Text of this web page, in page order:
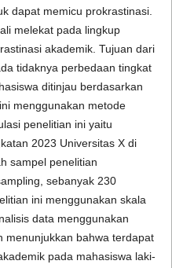
dapat memicu prokrastinasi.
melekat pada lingkup
akademik. Tujuan dari
tidaknya perbedaan tingkat
ditinjau berdasarkan
menggunakan metode
penelitian ini yaitu
2023 Universitas X di
sampel penelitian
sebanyak 230
ini menggunakan skala
data menggunakan
menunjukkan bahwa terdapat
pada mahasiswa laki-